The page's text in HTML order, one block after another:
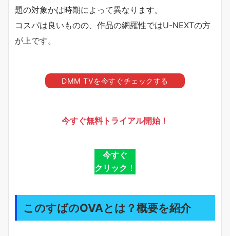
題の対象かは時期によって異なります。
コスパは良いものの、作品の網羅性ではU-NEXTの方
が上です。
DMM TVを今すぐチェックする
今すぐ無料トライアル開始！
今すぐ
クリック ！
このすばのOVAとは？概要を紹介